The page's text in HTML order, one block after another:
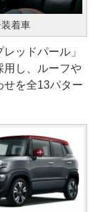
着車
ッドパール」
用し、ルーフや
せを全13パター